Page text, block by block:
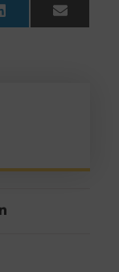
LinkedIn Email